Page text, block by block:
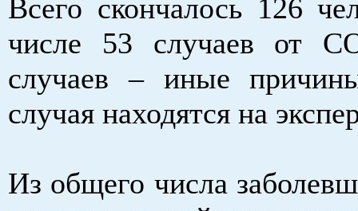
Всего скончалось 126
числе 53 случаев от
случаев – иные
случая находятся на
Из общего числа